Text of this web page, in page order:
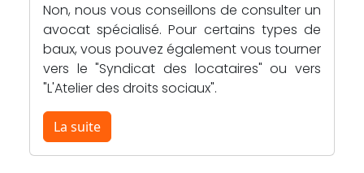
Non, nous vous conseillons de consulter un
avocat spécialisé. Pour certains types de
baux, vous pouvez également vous tourner
vers le "Syndicat des locataires" ou vers
"L'Atelier des droits sociaux".
La suite